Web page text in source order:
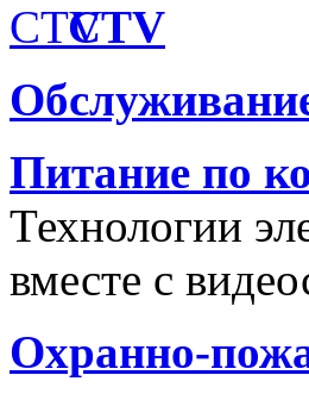
CTV
Питание по
Технологии
вместе с
Охранно-